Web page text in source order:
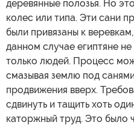
деревянные полозья. Но
колес или типа. Эти сани
были привязаны к
данном случае египтяне
только людей. Процесс
смазывая землю под
продвижения вверх.
сдвинуть и тащить хоть
каторжный труд. Это было